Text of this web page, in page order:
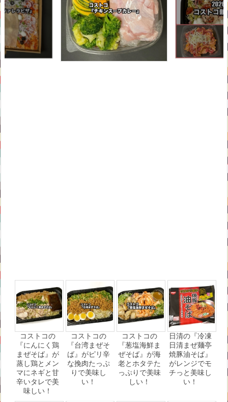
コストコの
『にんにく鶏
まぜそば』が
蒸し鶏とメン
マにネギと甘
辛いタレで美
味しい！
コストコの
『台湾まぜそ
ば』がピリ辛
な挽肉たっぷ
りで美味し
い！
コストコの
『葱塩海鮮ま
ぜそば』が海
老とホタテた
っぷりで美味
しい！
日清の『冷凍
日清まぜ麺亭
焼豚油そば』
がレンジでモ
チっと美味し
い！